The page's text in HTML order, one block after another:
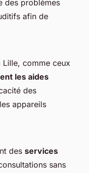
des problèmes
afin de
comme ceux
les aides
des
appareils
des services
sans